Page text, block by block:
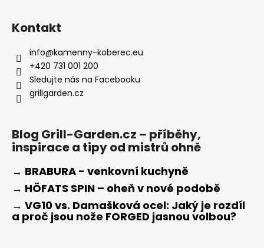
Kontakt
info@kamenny-koberec.eu
+420 731 001 200
Sledujte nás na Facebooku
grillgarden.cz
Blog Grill-Garden.cz – příběhy,
inspirace a tipy od mistrů ohně
→ BRABURA - venkovní kuchyně
→ HÖFATS SPIN – oheň v nové podobě
→ VG10 vs. Damašková ocel: Jaký je rozdíl
a proč jsou nože FORGED jasnou volbou?